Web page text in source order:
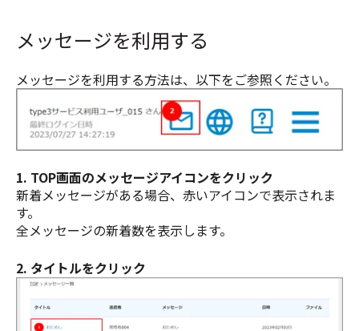
メッセージを利用する
メッセージを利用する方法は、以下をご参照ください。
1. TOP画面のメッセージアイコンをクリック
新着メッセージがある場合、赤いアイコンで表示されま
す。
全メッセージの新着数を表示します。
2. タイトルをクリック